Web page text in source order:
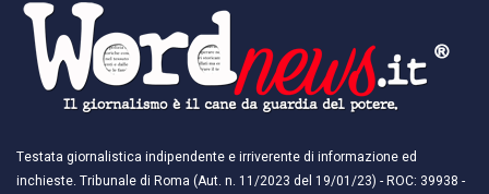
Testata giornalistica indipendente e irriverente di informazione ed
inchieste. Tribunale di Roma (Aut. n. 11/2023 del 19/01/23) - ROC: 39938 -